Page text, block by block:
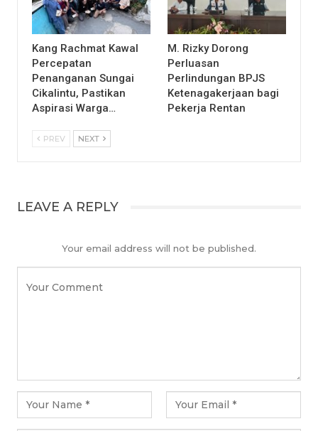
Kang Rachmat Kawal
Percepatan
Penanganan Sungai
Cikalintu, Pastikan
Aspirasi Warga…
M. Rizky Dorong
Perluasan
Perlindungan BPJS
Ketenagakerjaan bagi
Pekerja Rentan
PREV NEXT
LEAVE A REPLY
Your email address will not be published.